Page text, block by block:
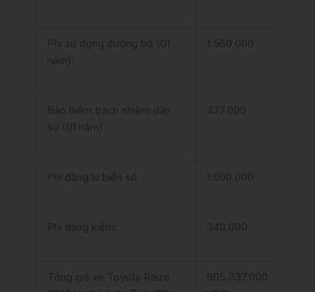
Phí sử dụng đường bộ (01
năm):
1.560.000
Bảo hiểm trách nhiệm dân
sự (01 năm):
437.000
Phí đăng kí biển số 1.000.000
Phí đăng kiểm: 340.000
Tổng giá xe Toyota Raize
605.037.000